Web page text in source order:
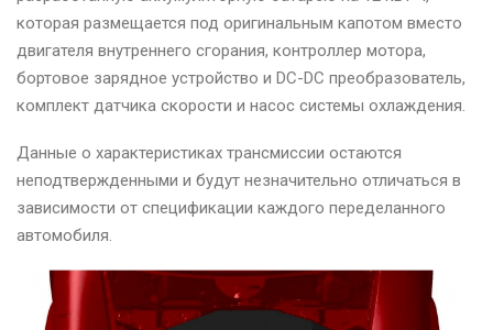
которая размещается под оригинальным капотом вместо
двигателя внутреннего сгорания, контроллер мотора,
бортовое зарядное устройство и DC-DC преобразователь,
комплект датчика скорости и насос системы охлаждения.
Данные о характеристиках трансмиссии остаются
неподтвержденными и будут незначительно отличаться в
зависимости от спецификации каждого переделанного
автомобиля.